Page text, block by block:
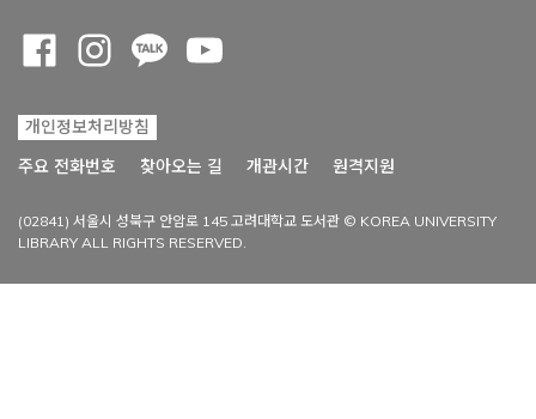
개인정보처리방침
주요 전화번호
찾아오는 길 개관시간 원격지원
(02841) 서울시 성북구 안암로 145 고려대학교 도서관 © KOREA UNIVERSITY
LIBRARY ALL RIGHTS RESERVED.
Opens a new window
Opens a new window
Opens a new window